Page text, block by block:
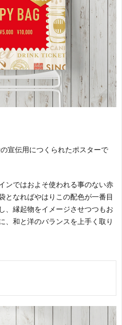
宣伝用につくられたポスターで
ンではおよそ使われる事のない赤
となればやはりこの配色が一番目
、縁起物をイメージさせつつもお
、和と洋のバランスを上手く取り